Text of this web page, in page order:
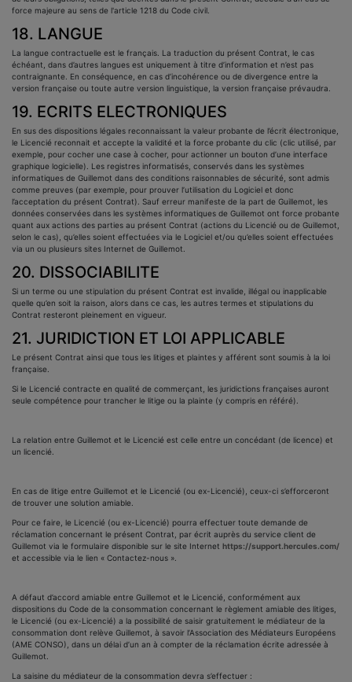
force majeure au sens de l'article 1218 du Code civil.
18. LANGUE
La langue contractuelle est le français. La traduction du présent Contrat, le cas
échéant, dans d’autres langues est uniquement à titre d’information et n’est pas
contraignante. En conséquence, en cas d’incohérence ou de divergence entre la
version française ou toute autre version linguistique, la version française prévaudra.
19. ECRITS ELECTRONIQUES
En sus des dispositions légales reconnaissant la valeur probante de l’écrit électronique,
le Licencié reconnait et accepte la validité et la force probante du clic (clic utilisé, par
exemple, pour cocher une case à cocher, pour actionner un bouton d’une interface
graphique logicielle). Les registres informatisés, conservés dans les systèmes
informatiques de Guillemot dans des conditions raisonnables de sécurité, sont admis
comme preuves (par exemple, pour prouver l’utilisation du Logiciel et donc
l’acceptation du présent Contrat). Sauf erreur manifeste de la part de Guillemot, les
données conservées dans les systèmes informatiques de Guillemot ont force probante
quant aux actions des parties au présent Contrat (actions du Licencié ou de Guillemot,
selon le cas), qu’elles soient effectuées via le Logiciel et/ou qu’elles soient effectuées
via un ou plusieurs sites Internet de Guillemot.
20. DISSOCIABILITE
Si un terme ou une stipulation du présent Contrat est invalide, illégal ou inapplicable
quelle qu’en soit la raison, alors dans ce cas, les autres termes et stipulations du
Contrat resteront pleinement en vigueur.
21. JURIDICTION ET LOI APPLICABLE
Le présent Contrat ainsi que tous les litiges et plaintes y afférent sont soumis à la loi
française.
Si le Licencié contracte en qualité de commerçant, les juridictions françaises auront
seule compétence pour trancher le litige ou la plainte (y compris en référé).
La relation entre Guillemot et le Licencié est celle entre un concédant (de licence) et
un licencié.
En cas de litige entre Guillemot et le Licencié (ou ex-Licencié), ceux-ci s’efforceront
de trouver une solution amiable.
Pour ce faire, le Licencié (ou ex-Licencié) pourra effectuer toute demande de
réclamation concernant le présent Contrat, par écrit auprès du service client de
Guillemot via le formulaire disponible sur le site Internet https://support.hercules.com/
et accessible via le lien « Contactez-nous ».
A défaut d’accord amiable entre Guillemot et le Licencié, conformément aux
dispositions du Code de la consommation concernant le règlement amiable des litiges,
le Licencié (ou ex-Licencié) a la possibilité de saisir gratuitement le médiateur de la
consommation dont relève Guillemot, à savoir l’Association des Médiateurs Européens
(AME CONSO), dans un délai d’un an à compter de la réclamation écrite adressée à
Guillemot.
La saisine du médiateur de la consommation devra s’effectuer :